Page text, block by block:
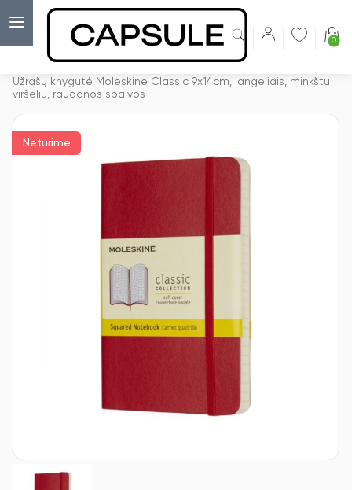
0
Užrašų knygutė Moleskine Classic 9x14cm, langeliais, minkštu
viršeliu, raudonos spalvos
Neturime